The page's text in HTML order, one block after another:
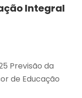
Integral
Previsão da
de Educação